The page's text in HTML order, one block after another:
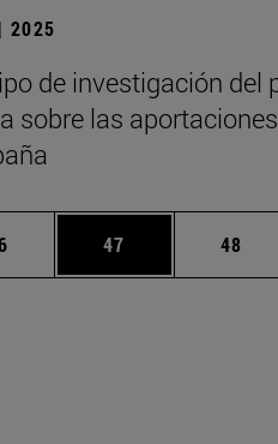
2025
de investigación del
sobre las
Use TAB para
Página
47 Página
48